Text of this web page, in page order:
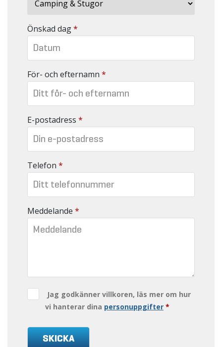
Önskad dag*
För- och efternamn *
E-postadress *
Telefon *
Meddelande *
Jag godkänner villkoren, läs mer om hur
vi hanterar dina personuppgifter *